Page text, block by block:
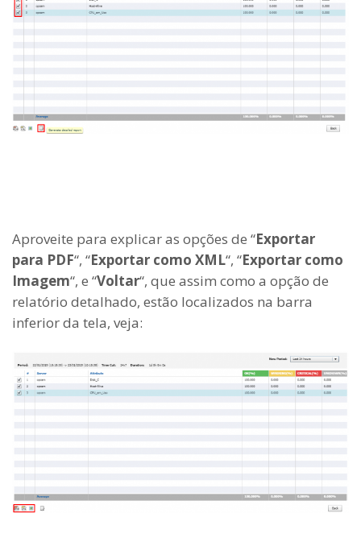
Aproveite para explicar as opções de “Exportar
para PDF“, “Exportar como XML“, “Exportar como
Imagem“, e “Voltar“, que assim como a opção de
relatório detalhado, estão localizados na barra
inferior da tela, veja: